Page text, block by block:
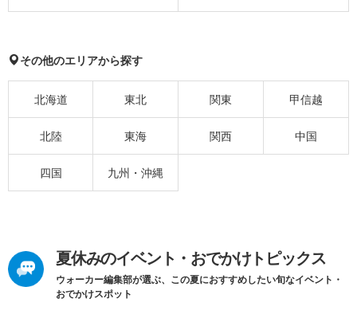
その他のエリアから探す
北海道 東北 関東 甲信越
北陸 東海 関西 中国
四国 九州・沖縄
夏休みのイベント・おでかけトピックス
ウォーカー編集部が選ぶ、この夏におすすめしたい旬なイベント・
おでかけスポット